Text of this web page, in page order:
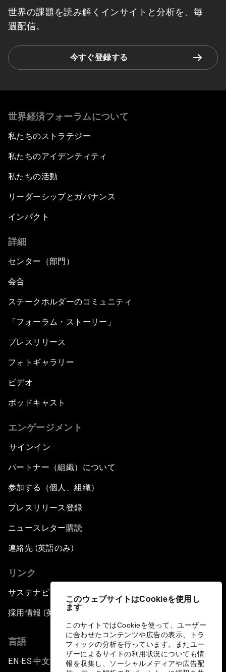
このウェブサイトはCookieを使用し
ます
このサイトではCookieを使って、ユーザー
に合わせたコンテンツや広告の表示、トラ
フィックの分析を行っています。またユー
ザーによるサイトの利用状況についても情
報を収集し、ソーシャルメディアや広告配
世界の課題を読み解くインサイトと分析を、毎
週配信。
今すぐ登録する
世界経済フォーラムについて
私たちのストラテジー
私たちのアイデンティティ
私たちの活動
リーダーシップとガバナンス
インパクト
詳細
センター（部門）
会合
ステークホルダーのコミュニティ
「フォーラム・ストーリー」
プレスリリース
フォトギャラリー
ビデオ
ポッドキャスト
エンゲージメント
サインイン
パートナー（組織）について
参加する（個人、組織）
プレスリリース登録
ニュースレター購読
連絡先 (英語のみ)
リンク
サステナビリティへの取り組み
採用情報 (英語のみ)
言語
EN ▪ES▪中文▪ 日本語